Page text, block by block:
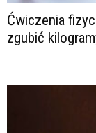
Ćwiczenia
zgubić